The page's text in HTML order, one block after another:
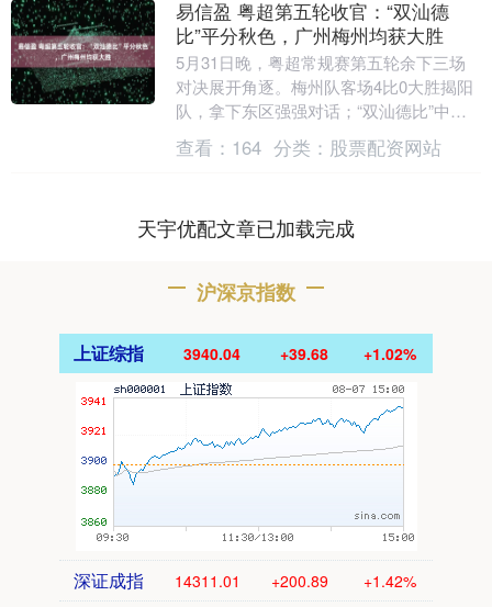
易信盈 粤超第五轮收官：“双汕德
比”平分秋色，广州梅州均获大胜
5月31日晚，粤超常规赛第五轮余下三场
对决展开角逐。梅州队客场4比0大胜揭阳
队，拿下东区强强对话；“双汕德比”中汕
尾队与汕头队1比1握手言和；广州队客场
3比0击....
查看： 164 分类： 股票配资网站
天宇优配文章已加载完成
沪深京指数
上证综指 3940.04 +39.68 +1.02%
深证成指 14311.01 +200.89 +1.42%